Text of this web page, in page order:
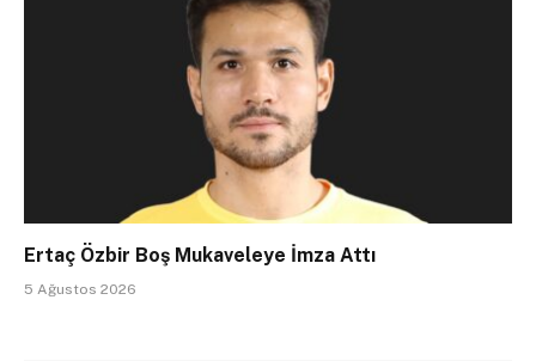
Ertaç Özbir Boş Mukaveleye İmza Attı
5 Ağustos 2026